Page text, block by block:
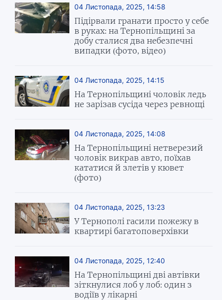
04 Листопада, 2025, 14:58
Підірвали гранати просто у себе
в руках: на Тернопільщині за
добу сталися два небезпечні
випадки (фото, відео)
04 Листопада, 2025, 14:15
На Тернопільщині чоловік ледь
не зарізав сусіда через ревнощі
04 Листопада, 2025, 14:08
На Тернопільщині нетверезий
чоловік викрав авто, поїхав
кататися й злетів у кювет
(фото)
04 Листопада, 2025, 13:23
У Тернополі гасили пожежу в
квартирі багатоповерхівки
04 Листопада, 2025, 12:40
На Тернопільщині дві автівки
зіткнулися лоб у лоб: один з
водіїв у лікарні